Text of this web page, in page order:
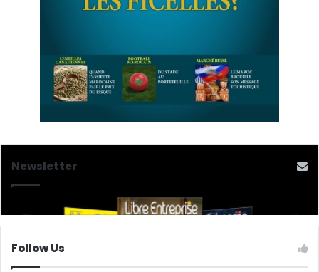
Newsletter
Follow Us